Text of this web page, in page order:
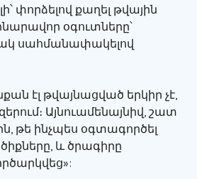
փորձելով քաղել թվային
օգուտները՝
սահմանափակելով
էլ թվայնացված երկիր չէ,
Այնուամենայնիվ, շատ
թե ինչպես օգտագործել
և ծրագիրը